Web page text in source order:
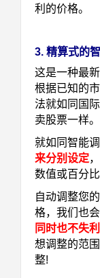
利的价格。
3. 精算式的
这是一种最
根据已知的
法就如同国
卖股票一样。
就如同智能
来分别设定
数值或百分比
自动调整您
格，我们也
同时也不失
想调整的范
整!